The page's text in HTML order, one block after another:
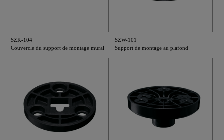
SZK-104
Couvercle du support de montage mural
SZW-101
Support de montage au plafond